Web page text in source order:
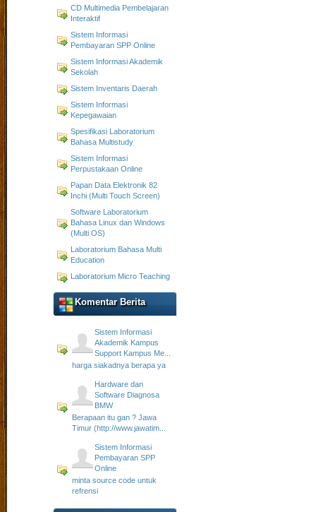
CD Multimedia Pembelajaran
Interaktif
Sistem Informasi
Pembayaran SPP Online
Sistem Informasi Akademik
Sekolah
Sistem Inventaris Daerah
Sistem Informasi
Kepegawaian
Spesifikasi Laboratorium
Bahasa Multistudy
Sistem Informasi
Perpustakaan Online
Papan Data Elektronik 82
Inchi (Multi Touch Screen)
Software Laboratorium
Bahasa Linux dan Windows
(Multi OS)
Laboratorium Bahasa Multi
Education
Laboratorium Micro Teaching
Komentar Berita
Sistem Informasi
Akademik Kampus
Support Kampus Me...
harga siakadnya berapa ya
Hardware dan
Software Diagnosa
BMW
Berapaan itu gan ? Jawa
Timur (http://www.jawatim...
Sistem Informasi
Pembayaran SPP
Online
minta source code untuk
refrensi